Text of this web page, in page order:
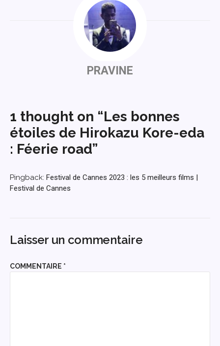
PRAVINE
1 thought on “Les bonnes
étoiles de Hirokazu Kore-eda
: Féerie road”
Pingback: Festival de Cannes 2023 : les 5 meilleurs films |
Festival de Cannes
Laisser un commentaire
COMMENTAIRE *